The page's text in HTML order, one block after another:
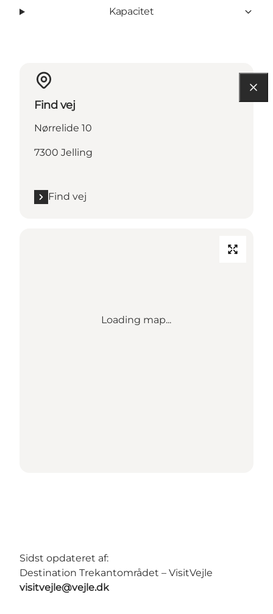
Kapacitet
Find vej
Nørrelide 10
7300 Jelling
Find vej
Loading map...
Sidst opdateret af:
Destination Trekantområdet – VisitVejle
visitvejle@vejle.dk